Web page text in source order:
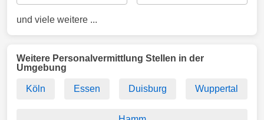
und viele weitere ...
Weitere Personalvermittlung Stellen in der
Umgebung
Köln Essen Duisburg Wuppertal